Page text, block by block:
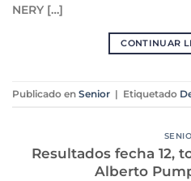
NERY […]
CONTINUAR
Publicado en Senior | Etiquetado
Resultados fecha 12,
Alberto